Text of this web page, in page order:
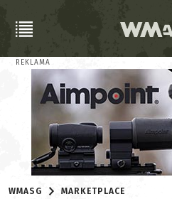
REKLAMA
WMASG MARKETPLACE